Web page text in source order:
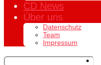
CD News
Über uns
Datenschutz
Team
Impressum